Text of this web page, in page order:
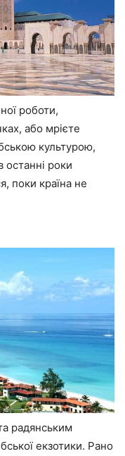
роботи,
або мрієте
культурою,
роки
поки країна не
радянським
екзотики. Рано